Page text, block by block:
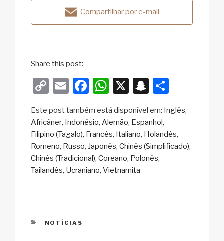
Compartilhar por e-mail
Share this post:
C
p
y
Li
n
E
ail
F
c
e
b
o
W
at
s
A
p
X
S
a
p
c
h
ar
e
Este post também está disponível em: Inglês
Africâner
Indonésio Alemão Espanhol
Filipino (Tagalo) Francês Italiano Holandês
Romeno Russo Japonês Chinês (Simplificado)
Chinês (Tradicional) Coreano Polonês
Tailandês Ucraniano Vietnamita
CATEGORIAS
NOTÍCIAS